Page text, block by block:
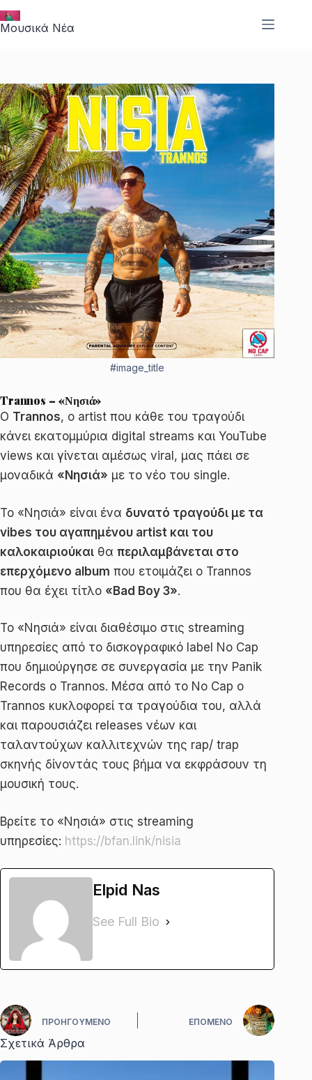
στο
περιεχόμενο
Μουσικά Νέα
#image_title
Trannos – «Νησιά»
Ο Trannos, ο artist που κάθε του τραγούδι
κάνει εκατομμύρια digital streams και YouTube
views και γίνεται αμέσως viral, μας πάει σε
μοναδικά «Νησιά» με το νέο του single.
Το «Νησιά» είναι ένα δυνατό τραγούδι με τα
vibes του αγαπημένου artist και του
καλοκαιριούκαι θα περιλαμβάνεται στο
επερχόμενο album που ετοιμάζει ο Trannos
που θα έχει τίτλο «Bad Boy 3».
Το «Νησιά» είναι διαθέσιμο στις streaming
υπηρεσίες από το δισκογραφικό label No Cap
που δημιούργησε σε συνεργασία με την Panik
Records o Trannos. Μέσα από το No Cap o
Trannos κυκλοφορεί τα τραγούδια του, αλλά
και παρουσιάζει releases νέων και
ταλαντούχων καλλιτεχνών της rap/ trap
σκηνής δίνοντάς τους βήμα να εκφράσουν τη
μουσική τους.
Βρείτε το «Νησιά» στις streaming
υπηρεσίες: https://bfan.link/nisia
Elpid Nas
See Full Bio
ΠΡΟΗΓΟΎΜΕΝΟ ΕΠΌΜΕΝΟ
Σχετικά Άρθρα